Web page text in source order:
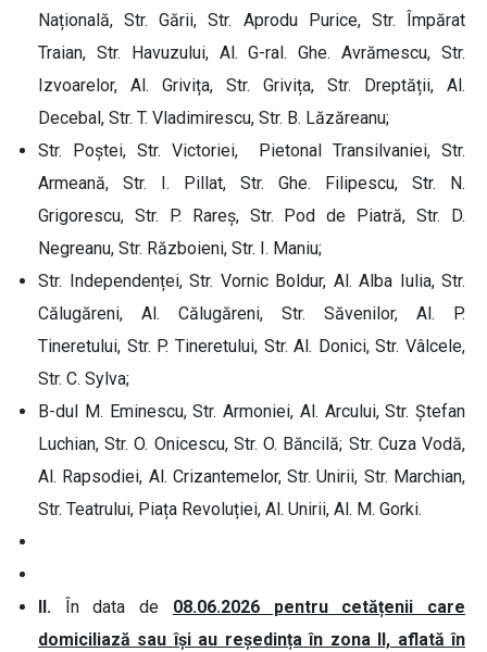
Națională, Str. Gării, Str. Aprodu Purice, Str. Împărat
Traian, Str. Havuzului, Al. G-ral. Ghe. Avrămescu, Str.
Izvoarelor, Al. Grivița, Str. Grivița, Str. Dreptății, Al.
Decebal, Str. T. Vladimirescu, Str. B. Lăzăreanu;
Str. Poștei, Str. Victoriei, Pietonal Transilvaniei, Str.
Armeană, Str. I. Pillat, Str. Ghe. Filipescu, Str. N.
Grigorescu, Str. P. Rareș, Str. Pod de Piatră, Str. D.
Negreanu, Str. Războieni, Str. I. Maniu;
Str. Independenței, Str. Vornic Boldur, Al. Alba Iulia, Str.
Călugăreni, Al. Călugăreni, Str. Săvenilor, Al. P.
Tineretului, Str. P. Tineretului, Str. Al. Donici, Str. Vâlcele,
Str. C. Sylva;
B-dul M. Eminescu, Str. Armoniei, Al. Arcului, Str. Ștefan
Luchian, Str. O. Onicescu, Str. O. Băncilă; Str. Cuza Vodă,
Al. Rapsodiei, Al. Crizantemelor, Str. Unirii, Str. Marchian,
Str. Teatrului, Piața Revoluției, Al. Unirii, Al. M. Gorki.
II. În data de 08.06.2026 pentru cetățenii care
domiciliază sau își au reședința în zona II, aflată în